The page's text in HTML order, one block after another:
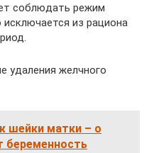
соблюдать режим
из рациона
удаления желчного
шейки матки – о
беременность